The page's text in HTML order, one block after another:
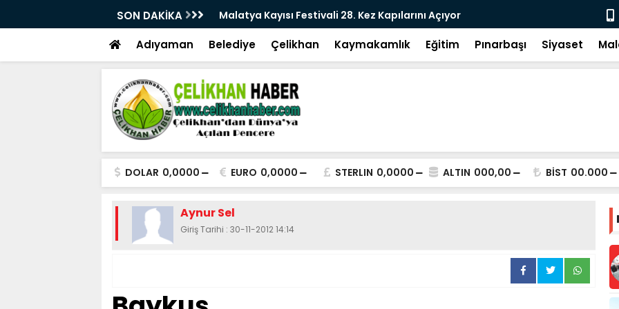
SON DAKİKA
Kez Kapılarını Açıyor Vesayetten Siyasete: DEM Parti’nin Tarihi Sınavı
Adıyaman Belediye Çelikhan Kaymakamlık Eğitim Pınarbaşı Siyaset
DOLAR 0,0000 EURO 0,0000 STERLIN 0,0000 ALTIN 000,00 BİST 00.000
Aynur Sel
Giriş Tarihi : 30-11-2012 14:14